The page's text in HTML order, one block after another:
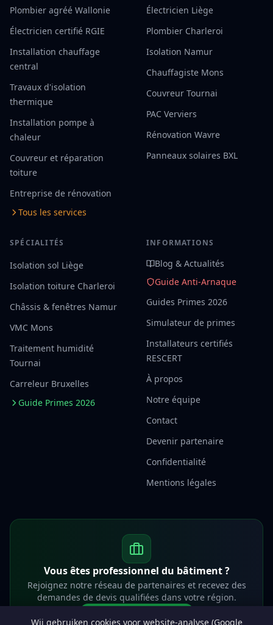
Wij gebruiken cookies voor website-analyse (Google
Plombier agréé Wallonie
Électricien certifié RGIE
Installation chauffage
central
Travaux d'isolation
thermique
Installation pompe à
chaleur
Couvreur et réparation
toiture
Entreprise de rénovation
Tous les services
Électricien Liège
Plombier Charleroi
Isolation Namur
Chauffagiste Mons
Couvreur Tournai
PAC Verviers
Rénovation Wavre
Panneaux solaires BXL
SPÉCIALITÉS
Isolation sol Liège
Isolation toiture Charleroi
Châssis & fenêtres Namur
VMC Mons
Traitement humidité
Tournai
Carreleur Bruxelles
Guide Primes 2026
INFORMATIONS
Blog & Actualités
Guide Anti-Arnaque
Guides Primes 2026
Simulateur de primes
Installateurs certifiés
RESCERT
À propos
Notre équipe
Contact
Devenir partenaire
Confidentialité
Mentions légales
Vous êtes professionnel du bâtiment ?
Rejoignez notre réseau de partenaires et recevez des
demandes de devis qualifiées dans votre région.